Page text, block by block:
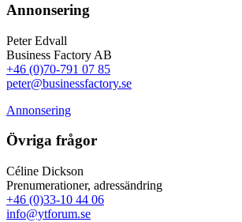
Annonsering
Peter Edvall
Business Factory AB
+46 (0)70-791 07 85
peter@businessfactory.se
Annonsering
Övriga frågor
Céline Dickson
Prenumerationer, adressändring
+46 (0)33-10 44 06
info@ytforum.se